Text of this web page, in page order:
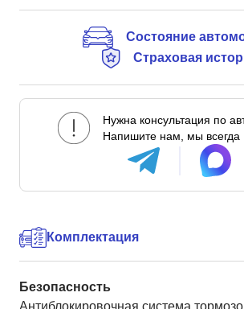
Состояние
Страховая
Нужна консультация по
Напишите нам, мы всегда
Комплектация
Безопасность
Антиблокировочная система